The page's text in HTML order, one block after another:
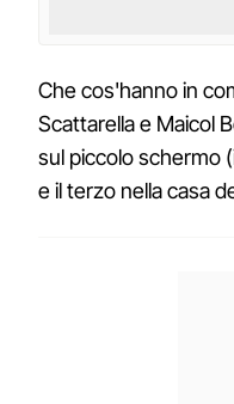
Che cos'hanno in
Scattarella e Maicol
sul piccolo schermo
e il terzo nella casa